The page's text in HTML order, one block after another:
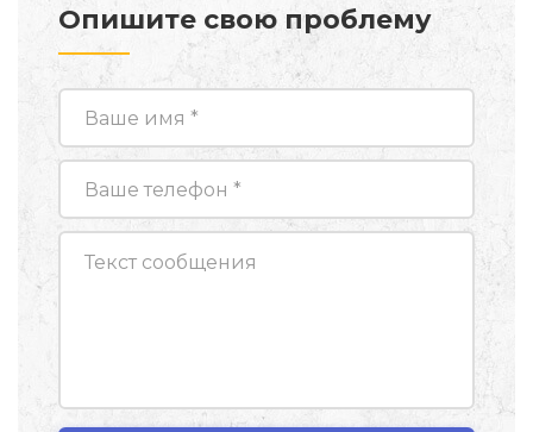
Опишите свою проблему